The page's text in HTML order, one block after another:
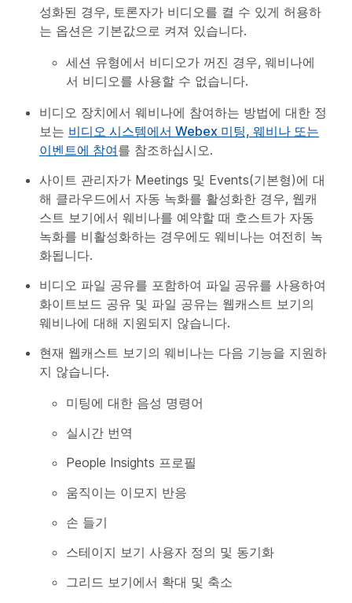
성화된 경우, 토론자가 비디오를 켤 수 있게 허용하
는 옵션은 기본값으로 켜져 있습니다.
세션 유형에서 비디오가 꺼진 경우, 웨비나에
서 비디오를 사용할 수 없습니다.
비디오 장치에서 웨비나에 참여하는 방법에 대한 정
보는 비디오 시스템에서 Webex 미팅, 웨비나 또는
이벤트에 참여를 참조하십시오.
사이트 관리자가 Meetings 및 Events(기본형)에 대
해 클라우드에서 자동 녹화를 활성화한 경우, 웹캐
스트 보기에서 웨비나를 예약할 때 호스트가 자동
녹화를 비활성화하는 경우에도 웨비나는 여전히 녹
화됩니다.
비디오 파일 공유를 포함하여 파일 공유를 사용하여
화이트보드 공유 및 파일 공유는 웹캐스트 보기의
웨비나에 대해 지원되지 않습니다.
현재 웹캐스트 보기의 웨비나는 다음 기능을 지원하
지 않습니다.
미팅에 대한 음성 명령어
실시간 번역
People Insights 프로필
움직이는 이모지 반응
손 들기
스테이지 보기 사용자 정의 및 동기화
그리드 보기에서 확대 및 축소